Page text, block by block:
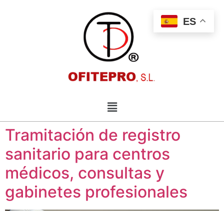
Tramitación de registro
sanitario para centros
médicos, consultas y
gabinetes profesionales
ES